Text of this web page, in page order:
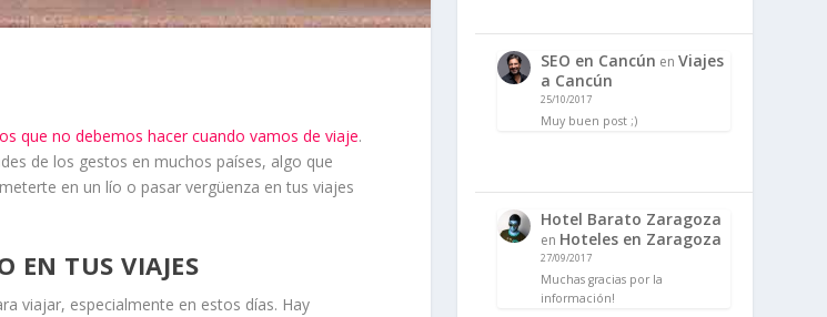
que no debemos hacer cuando vamos de viaje.
de los gestos en muchos países, algo que
en un lío o pasar vergüenza en tus viajes
EN TUS VIAJES
viajar, especialmente en estos días. Hay
SEO en Cancún en Viajes
a Cancún
25/10/2017
Muy buen post ;)
Hotel Barato Zaragoza
en Hoteles en Zaragoza
27/09/2017
Muchas gracias por la
información!